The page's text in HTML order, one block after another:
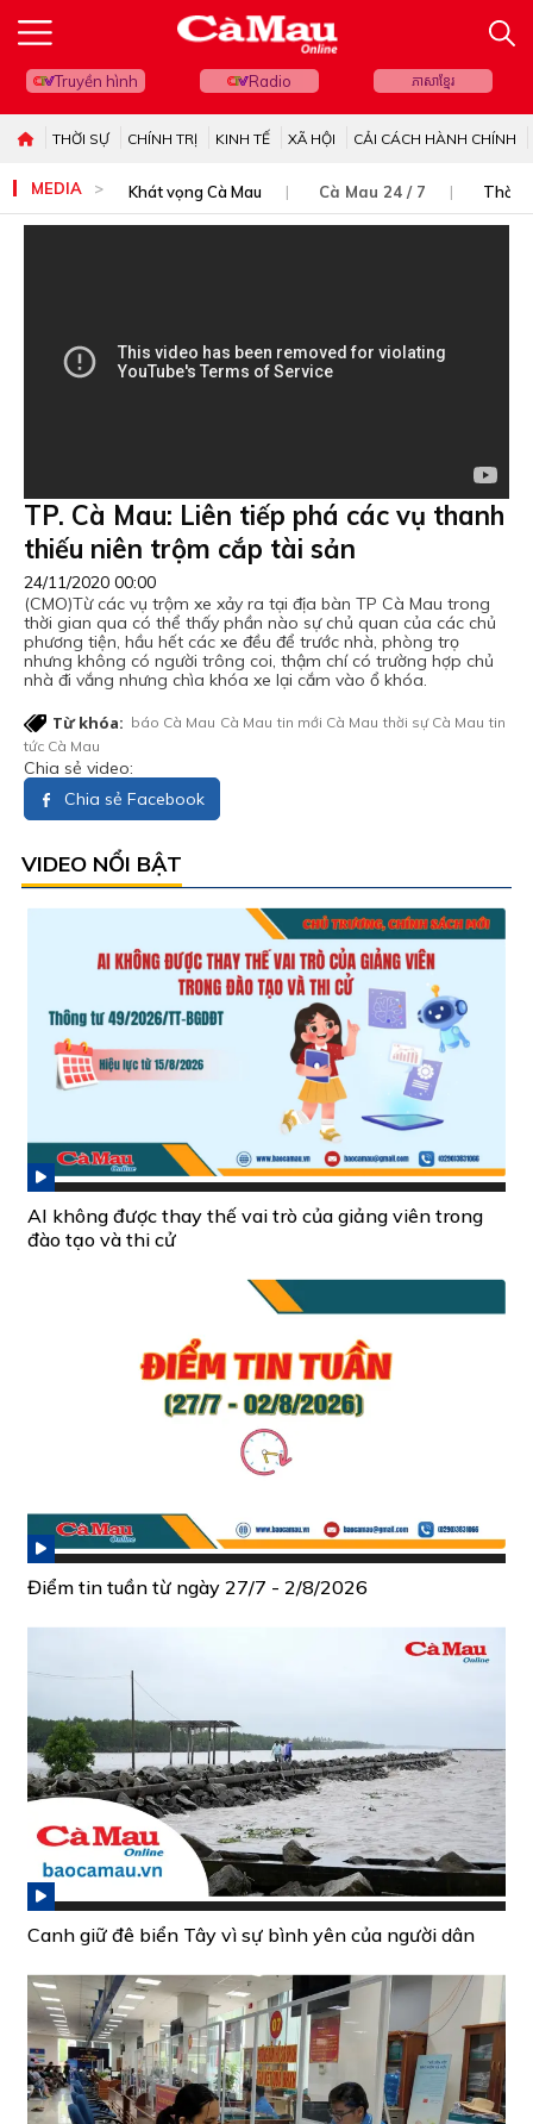
Truyền hình Radio ភាសាខ្មែរ
THỜI SỰ CHÍNH TRỊ KINH TẾ XÃ HỘI CẢI CÁCH HÀNH CHÍNH
MEDIA Khát vọng Cà Mau Cà Mau 24 / 7 Thời
TP. Cà Mau: Liên tiếp phá các vụ thanh
thiếu niên trộm cắp tài sản
24/11/2020 00:00
(CMO)Từ các vụ trộm xe xảy ra tại địa bàn TP Cà Mau trong
thời gian qua có thể thấy phần nào sự chủ quan của các chủ
phương tiện, hầu hết các xe đều để trước nhà, phòng trọ
nhưng không có người trông coi, thậm chí có trường hợp chủ
nhà đi vắng nhưng chìa khóa xe lại cắm vào ổ khóa.
Từ khóa: báo Cà Mau Cà Mau tin mới Cà Mau thời sự Cà Mau tin
tức Cà Mau
Chia sẻ video:
Chia sẻ Facebook
VIDEO NỔI BẬT
AI không được thay thế vai trò của giảng viên trong
đào tạo và thi cử
Điểm tin tuần từ ngày 27/7 - 2/8/2026
Canh giữ đê biển Tây vì sự bình yên của người dân